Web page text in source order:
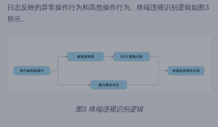
日志反映的异常操作行为和高危操作行为。终端违规识别逻辑如图3
所示。
图3 终端违规识别逻辑